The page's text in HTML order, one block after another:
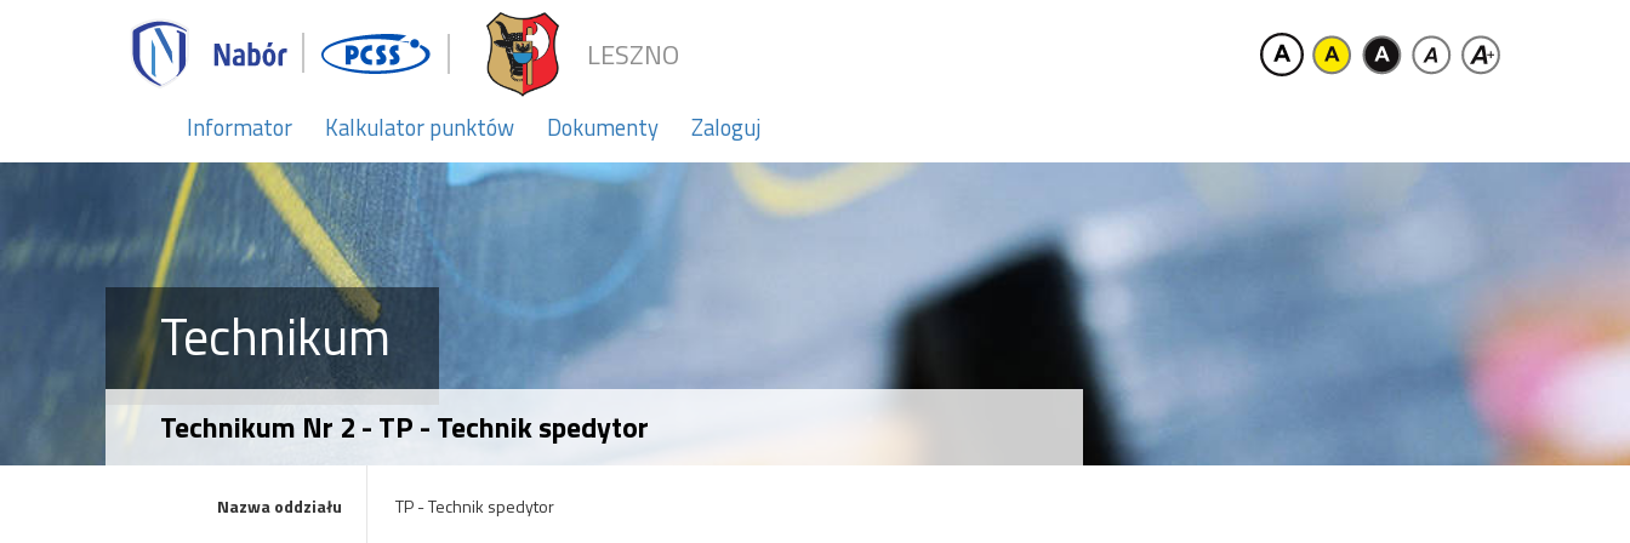
LESZNO
Informator Kalkulator punktów Dokumenty Zaloguj
Technikum
Technikum Nr 2 - TP - Technik spedytor
Nazwa oddziału TP - Technik spedytor